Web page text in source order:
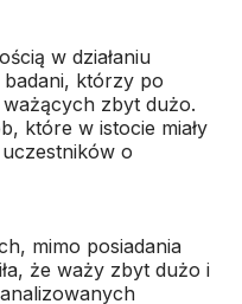
w działaniu
którzy po
zbyt dużo.
które w istocie miały
o
mimo posiadania
że waży zbyt dużo i